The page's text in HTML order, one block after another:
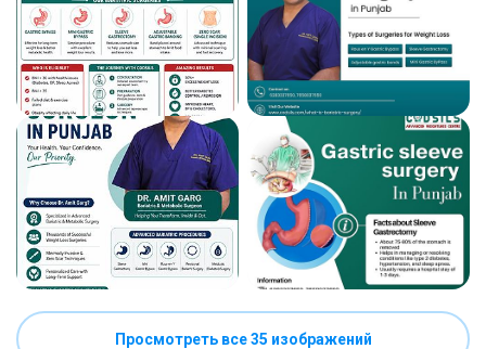
Просмотреть все 35 изображений